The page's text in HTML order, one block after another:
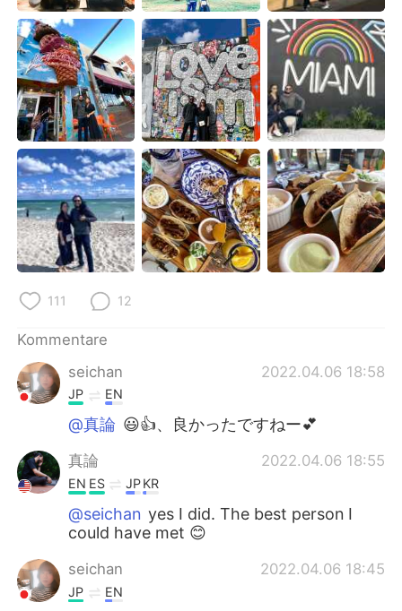
111 12
Kommentare
seichan
2022.04.06 18:58
JP EN
@真論 😃👍、良かったですねー💕
真論 2022.04.06 18:55
EN ES JPKR
@seichan yes I did. The best person I
could have met 😊
seichan 2022.04.06 18:45
JP EN